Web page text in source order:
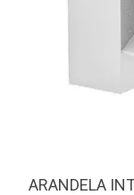
ARANDELA